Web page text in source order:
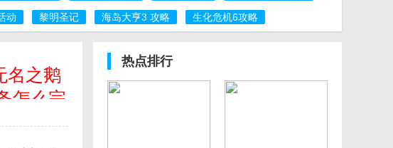
动 黎明圣记 海岛大亨3 攻略 生化危机6攻略
名之鹅
怎么完
热点排行